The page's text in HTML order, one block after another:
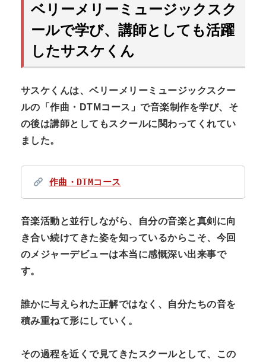
ベリーメリーミュージックスク
ールで学び、講師としても活躍
したサスケくん
サスケくんは、ベリーメリーミュージックスクー
ルの「作曲・DTMコース」で音楽制作を学び、そ
の後は講師としてもスクールに関わってくれてい
ました。
作曲・DTMコース
音楽活動と並行しながら、自分の音楽と真剣に向
き合い続けてきた姿を知っているからこそ、今回
のメジャーデビューは本当に感慨深い出来事で
す。
誰かに与えられた正解ではなく、自分たちの音を
積み重ねて形にしていく。
その過程を近くで見てきたスクールとして、この